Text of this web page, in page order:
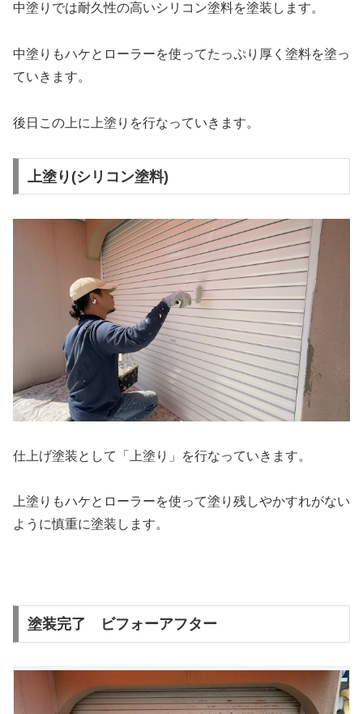
中塗りでは耐久性の高いシリコン塗料を塗装します。
中塗りもハケとローラーを使ってたっぷり厚く塗料を塗っ
ていきます。
後日この上に上塗りを行なっていきます。
上塗り(シリコン塗料)
仕上げ塗装として「上塗り」を行なっていきます。
上塗りもハケとローラーを使って塗り残しやかすれがない
ように慎重に塗装します。
塗装完了 ビフォーアフター